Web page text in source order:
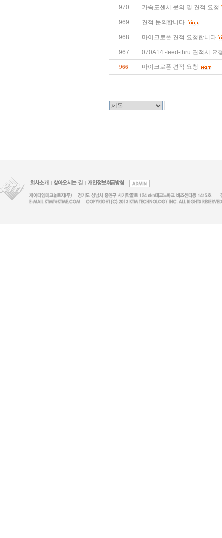
970 가속도센서 문의 및 견적 요청
969 견적 문의합니다.
968 마이크로폰 견적 요청합니다
967 070A14 -feed-thru 견적서 요
966 마이크로폰 견적 요청